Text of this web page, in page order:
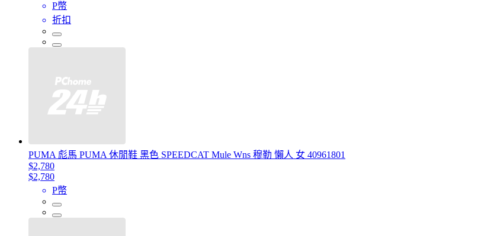
P幣
折扣
PUMA 彪馬 PUMA 休閒鞋 黑色 SPEEDCAT Mule Wns 穆勒 懶人 女 40961801
$2,780
$2,780
P幣